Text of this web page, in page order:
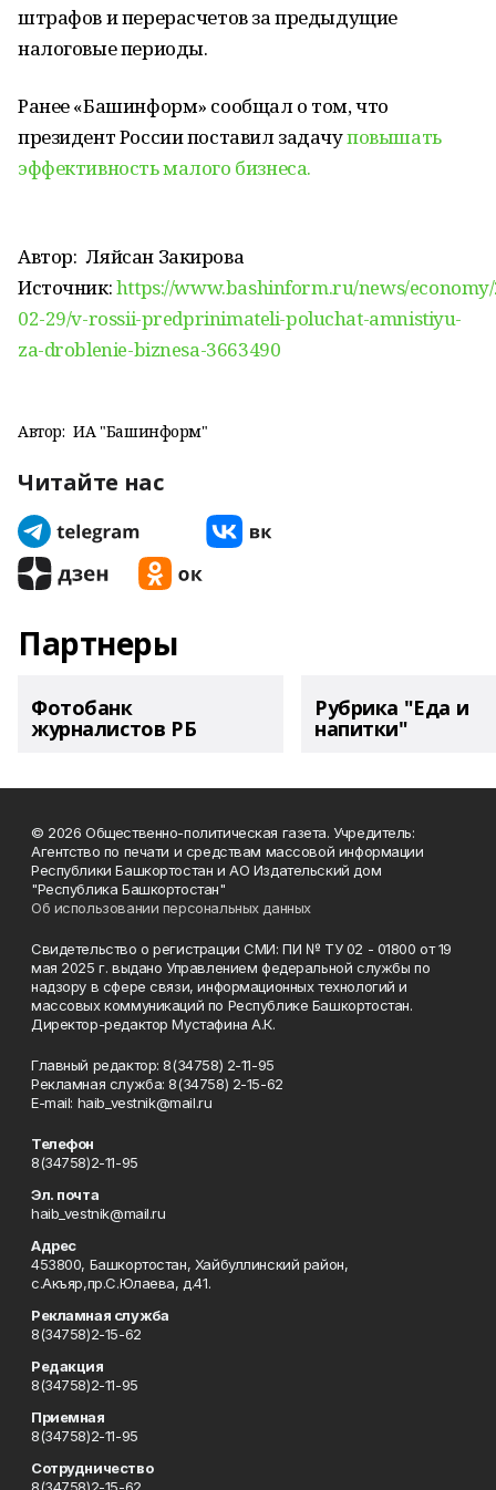
штрафов и перерасчетов за предыдущие
налоговые периоды.
Ранее «Башинформ» сообщал о том, что
президент России поставил задачуповышать
эффективность малого бизнеса.
Автор: Ляйсан Закирова
Источник:https://www.bashinform.ru/news/
02-29/v-rossii-predprinimateli-poluchat-amnistiyu-
za-droblenie-biznesa-3663490
Автор: ИА "Башинформ"
Читайте нас
Партнеры
Фотобанк
журналистов РБ
Рубрика "Еда и
напитки"
© 2026 Общественно-политическая газета. Учредитель:
Агентство по печати и средствам массовой информации
Республики Башкортостан и АО Издательский дом
"Республика Башкортостан"
Об использовании персональных данных
Свидетельство о регистрации СМИ: ПИ № ТУ 02 - 01800 от 19
мая 2025 г. выдано Управлением федеральной службы по
надзору в сфере связи, информационных технологий и
массовых коммуникаций по Республике Башкортостан.
Директор-редактор Мустафина А.К.
Главный редактор: 8(34758) 2-11-95
Рекламная служба: 8(34758) 2-15-62
Е-mаil: haib_vestnik@mail.ru
Телефон
8(34758)2-11-95
Эл. почта
haib_vestnik@mail.ru
Адрес
453800, Башкортостан, Хайбуллинский район,
с.Акъяр,пр.С.Юлаева, д.41.
Рекламная служба
8(34758)2-15-62
Редакция
8(34758)2-11-95
Приемная
8(34758)2-11-95
Сотрудничество